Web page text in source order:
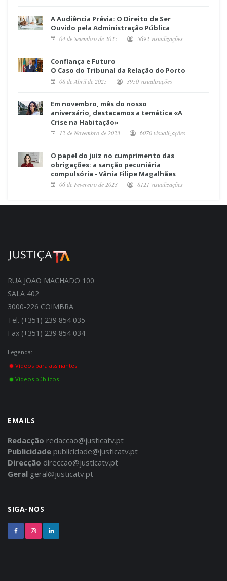
A Audiência Prévia: O Direito de Ser
Ouvido pela Administração Pública
04 de Setembro de 2025 5692 visualizações
Confiança e Futuro
O Caso do Tribunal da Relação do Porto
08 de Abril de 2025 3950 visualizações
Em novembro, mês do nosso
aniversário, destacamos a temática «A
Crise na Habitação»
12 de Novembro de 2023 6070 visualizações
O papel do juiz no cumprimento das
obrigações: a sanção pecuniária
compulsória - Vânia Filipe Magalhães
06 de Fevereiro de 2023 8121 visualizações
RUA JOÃO MACHADO 100
SALA 402
3000-226 COIMBRA
Tel. (+351) 239 854 035
Fax (+351) 239 854 034
Legenda:
Vídeos para assinantes
Vídeos públicos
EMAILS
Redacção redaccao@justicatv.pt
Publicidade publicidade@justicatv.pt
Direcção direccao@justicatv.pt
Geral geral@justicatv.pt
SIGA-NOS